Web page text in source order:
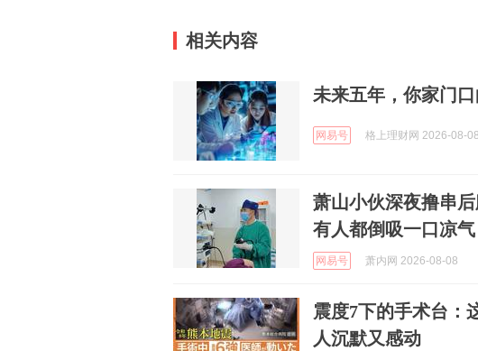
相关内容
未来五年，你家门
网易号 格上理财网 2026-08-08
萧山小伙深夜撸串
有人都倒吸一口凉气
网易号 萧内网 2026-08-08
震度7下的手术台：
人沉默又感动